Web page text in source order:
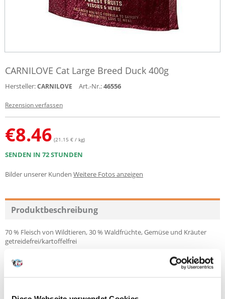
CARNILOVE Cat Large Breed Duck 400g
Hersteller:CARNILOVE Art.-Nr.:46556
Rezension verfassen
€8.46 (21.15 € / kg)
SENDEN IN 72 STUNDEN
Bilder unserer Kunden Weitere Fotos anzeigen
Produktbeschreibung
70 % Fleisch von Wildtieren, 30 % Waldfrüchte, Gemüse und Kräuter
getreidefrei/kartoffelfrei
Ein Komplex gut verdaulicher Proteine mit Nährstoffen, Vitaminen und
natürlichen Antioxidantien für kräftige Muskeln, Knochen, Sehnen und